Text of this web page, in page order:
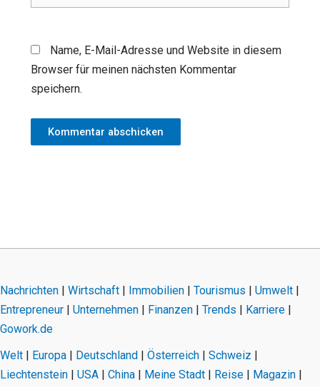
Name, E-Mail-Adresse und Website in diesem
Browser für meinen nächsten Kommentar
speichern.
Nachrichten | Wirtschaft | Immobilien | Tourismus | Umwelt |
Entrepreneur | Unternehmen | Finanzen | Trends | Karriere |
Gowork.de
Welt | Europa | Deutschland | Österreich | Schweiz |
Liechtenstein | USA | China | Meine Stadt | Reise | Magazin |